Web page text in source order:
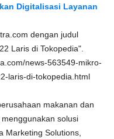
Digitalisasi Layanan
dengan judul
Laris di Tokopedia".
news-563549-mikro-
laris-di-tokopedia.html
makanan dan
solusi
Marketing Solutions,